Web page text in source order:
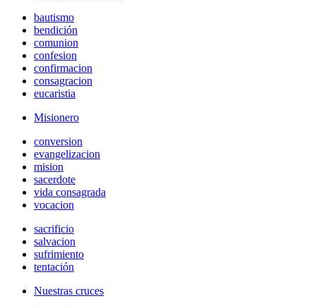
bautismo
bendición
comunion
confesion
confirmacion
consagracion
eucaristia
Misionero
conversion
evangelizacion
mision
sacerdote
vida consagrada
vocacion
sacrificio
salvacion
sufrimiento
tentación
Nuestras cruces